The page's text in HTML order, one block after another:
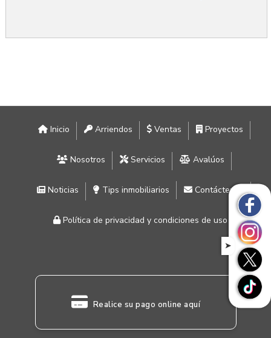
Inicio Arriendos Ventas Proyectos
Nosotros Servicios Avalúos
Noticias Tips inmobiliarios Contáctenos
Política de privacidad y condiciones de uso
Realice su pago online aquí
➤